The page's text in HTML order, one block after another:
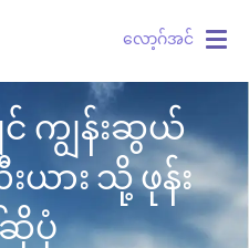
လော့ဂ်အင်
င် ကျွန်းဆွယ်
းယား သို့ ဖုန်း
ဆိုပုံ